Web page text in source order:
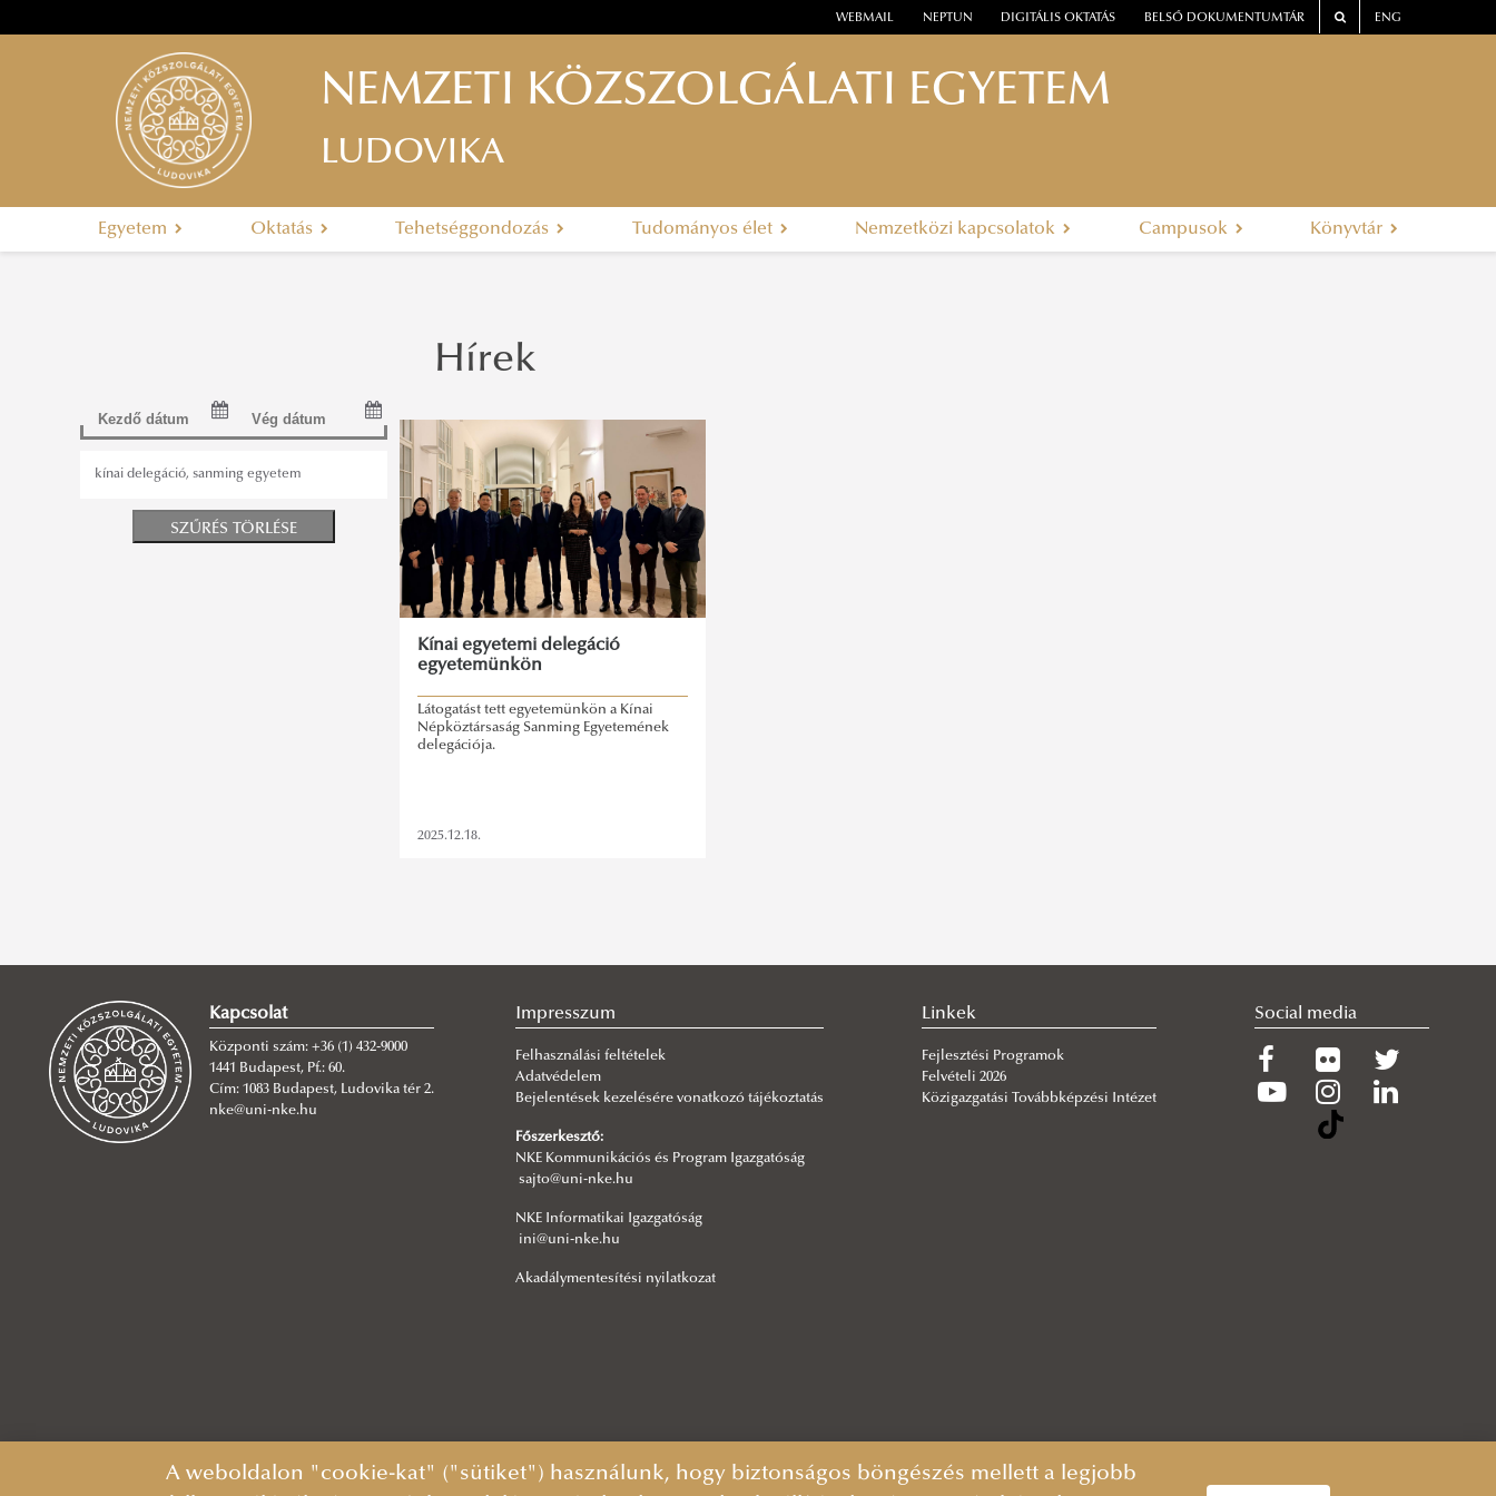
WEBMAIL NEPTUN DIGITÁLIS OKTATÁS BELSŐ DOKUMENTUMTÁR ENG
NEMZETI KÖZSZOLGÁLATI EGYETEM
LUDOVIKA
Egyetem Oktatás Tehetséggondozás Tudományos élet Nemzetközi kapcsolatok Campusok Könyvtár
kínai delegáció, sanming egyetem
SZŰRÉS TÖRLÉSE
Hírek
Kínai egyetemi delegáció
egyetemünkön
Látogatást tett egyetemünkön a Kínai
Népköztársaság Sanming Egyetemének
delegációja.
2025.12.18.
Kapcsolat
Központi szám: +36 (1) 432-9000
1441 Budapest, Pf.: 60.
Cím: 1083 Budapest, Ludovika tér 2.
nke@uni-nke.hu
Impresszum
Felhasználási feltételek
Adatvédelem
Bejelentések kezelésére vonatkozó tájékoztatás
Főszerkesztő:
NKE Kommunikációs és Program Igazgatóság
sajto@uni-nke.hu
NKE Informatikai Igazgatóság
ini@uni-nke.hu
Akadálymentesítési nyilatkozat
Linkek
Fejlesztési Programok
Felvételi 2026
Közigazgatási Továbbképzési Intézet
Social media
A weboldalon "cookie-kat" ("sütiket") használunk, hogy biztonságos böngészés mellett a legjobb